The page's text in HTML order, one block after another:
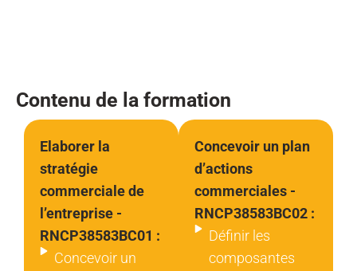
Contenu de la formation
Elaborer la
stratégie
commerciale de
l’entreprise -
RNCP38583BC01 :
Concevoir un
Concevoir un plan
d’actions
commerciales -
RNCP38583BC02 :
Définir les
composantes